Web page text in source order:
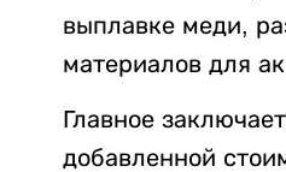
выплавке меди,
материалов для
Главное
добавленной